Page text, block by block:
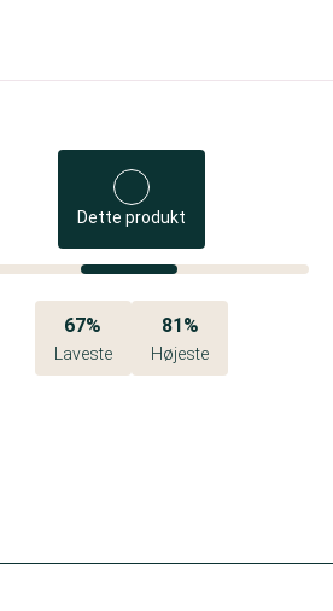
Dette produkt
67%
Laveste
81%
Højeste